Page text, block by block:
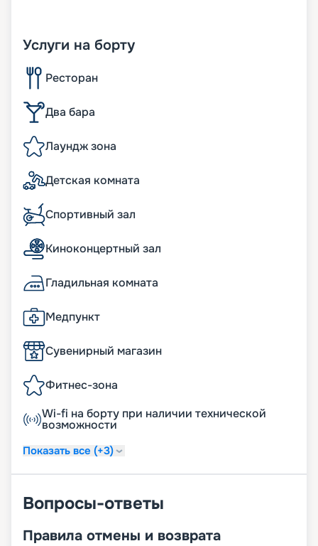
Услуги на борту
Ресторан
Два бара
Лаундж зона
Детская комната
Спортивный зал
Киноконцертный зал
Гладильная комната
Медпункт
Сувенирный магазин
Фитнес-зона
Wi-fi на борту при наличии технической
возможности
Показать все (+3)
Вопросы-ответы
Правила отмены и возврата